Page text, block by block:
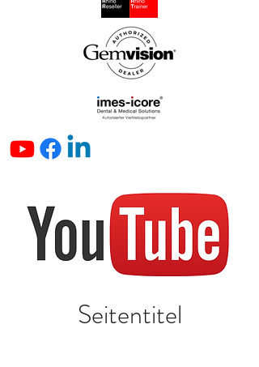
Seitentitel